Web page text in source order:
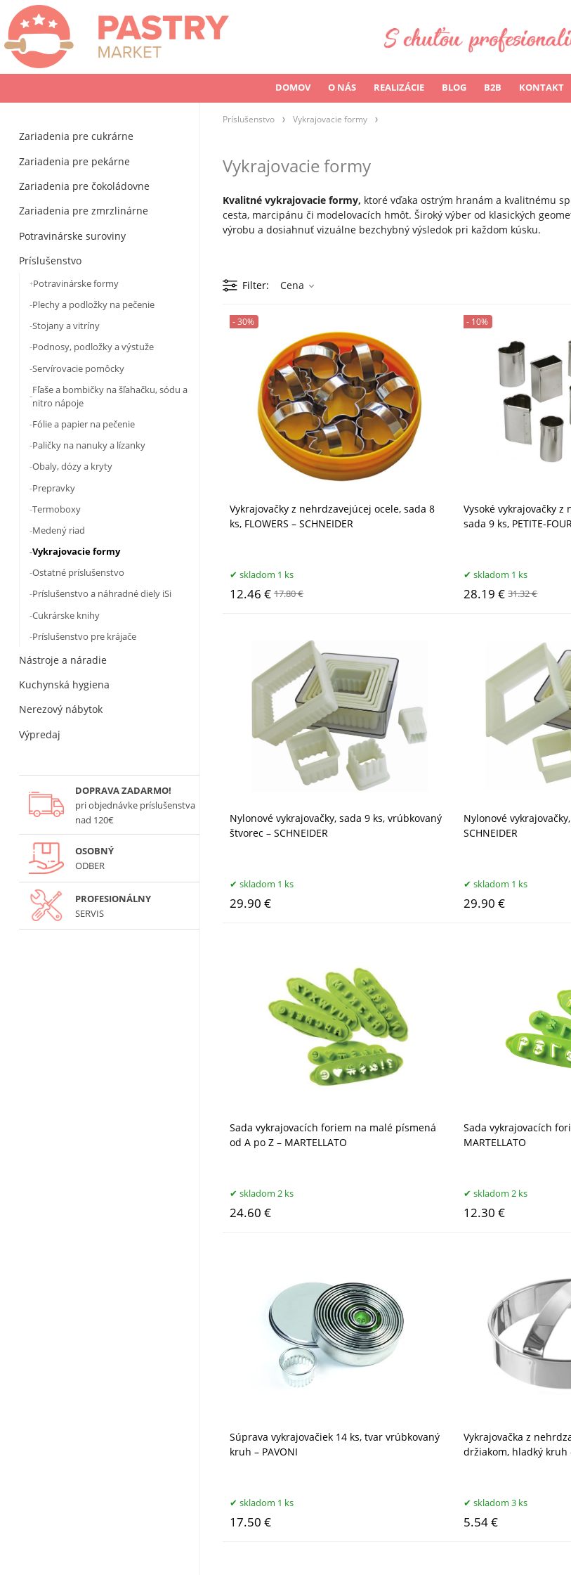
DOMOV O NÁS REALIZÁCIE BLOG B2B KONTAKT
Zariadenia pre cukrárne
Zariadenia pre pekárne
Zariadenia pre čokoládovne
Zariadenia pre zmrzlinárne
Potravinárske suroviny
Príslušenstvo
Potravinárske formy
Plechy a podložky na pečenie
Stojany a vitríny
Podnosy, podložky a výstuže
Servírovacie pomôcky
Fľaše a bombičky na šľahačku, sódu a
nitro nápoje
Fólie a papier na pečenie
Paličky na nanuky a lízanky
Obaly, dózy a kryty
Prepravky
Termoboxy
Medený riad
Vykrajovacie formy
Ostatné príslušenstvo
Príslušenstvo a náhradné diely iSi
Cukrárske knihy
Príslušenstvo pre krájače
Nástroje a náradie
Kuchynská hygiena
Nerezový nábytok
Výpredaj
DOPRAVA ZADARMO!
pri objednávke príslušenstva
nad 120€
OSOBNÝ
ODBER
PROFESIONÁLNY
SERVIS
Príslušenstvo Vykrajovacie formy
Vykrajovacie formy
Kvalitné vykrajovacie formy, ktoré vďaka ostrým hranám a kvalitnému
cesta, marcipánu či modelovacích hmôt. Široký výber od klasických
výrobu a dosiahnuť vizuálne bezchybný výsledok pri každom kúsku.
Filter Cena
Vykrajovačky z nehrdzavejúcej ocele, sada 8
ks, FLOWERS – SCHNEIDER
- 30%
skladom 1 ks
12.46 € 17.80 €
Vysoké vykrajovačky
sada 9 ks, PETITE-
- 10%
skladom 1 ks
28.19 € 31.32 €
Nylonové vykrajovačky, sada 9 ks, vrúbkovaný
štvorec – SCHNEIDER
skladom 1 ks
29.90 €
Nylonové
SCHNEIDER
skladom 1 ks
29.90 €
Sada vykrajovacích foriem na malé písmená
od A po Z – MARTELLATO
skladom 2 ks
24.60 €
Sada vykrajovacích
MARTELLATO
skladom 2 ks
12.30 €
Súprava vykrajovačiek 14 ks, tvar vrúbkovaný
kruh – PAVONI
skladom 1 ks
17.50 €
Vykrajovačka z
držiakom, hladký kruh
skladom 3 ks
5.54 €